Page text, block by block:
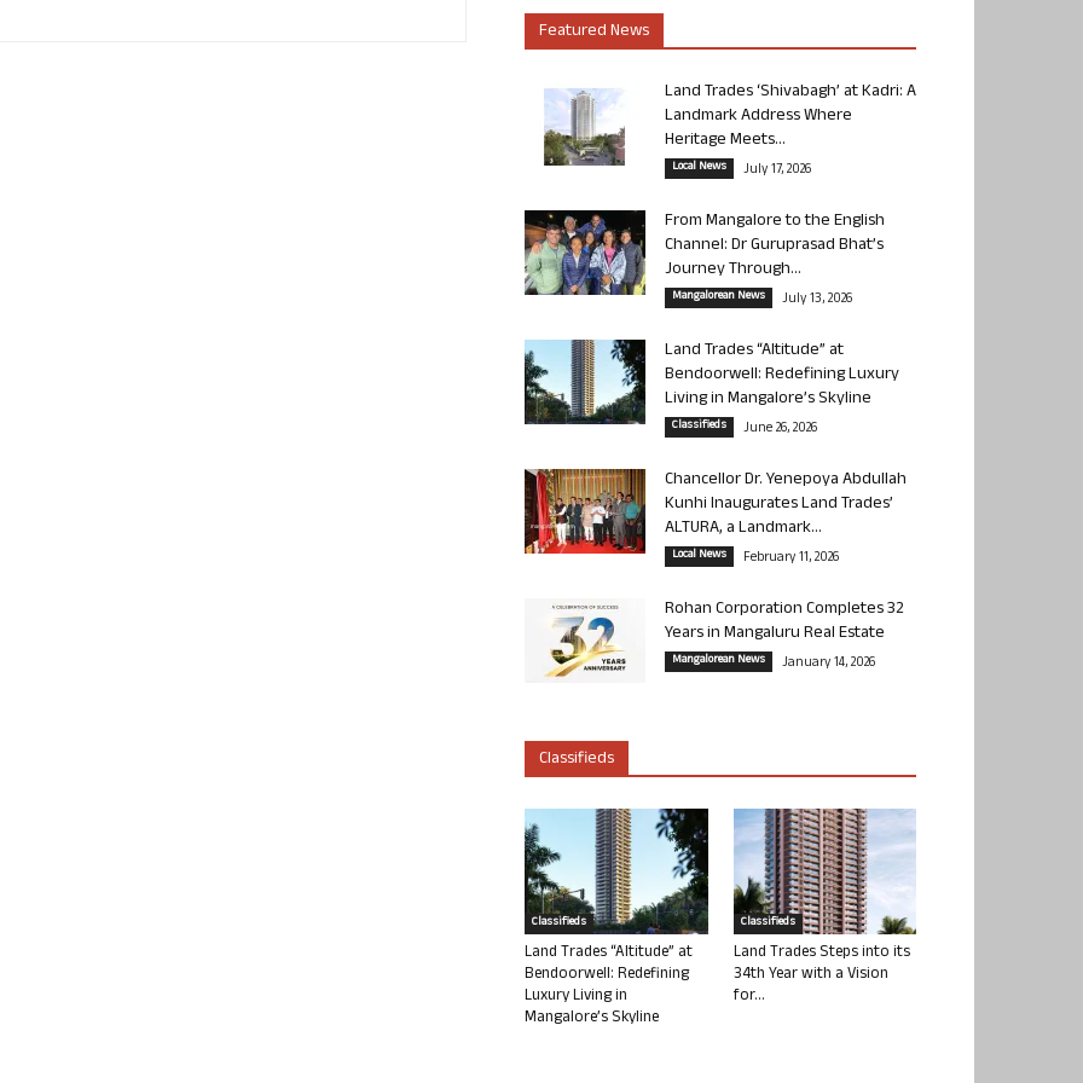
Featured News
Land Trades ‘Shivabagh’ at Kadri: A
Landmark Address Where
Heritage Meets...
Local News July 17, 2026
From Mangalore to the English
Channel: Dr Guruprasad Bhat’s
Journey Through...
Mangalorean News July 13, 2026
Land Trades “Altitude” at
Bendoorwell: Redefining Luxury
Living in Mangalore’s Skyline
Classifieds June 26, 2026
Chancellor Dr. Yenepoya Abdullah
Kunhi Inaugurates Land Trades’
ALTURA, a Landmark...
Local News February 11, 2026
Rohan Corporation Completes 32
Years in Mangaluru Real Estate
Mangalorean News January 14, 2026
Classifieds
Classifieds
Land Trades “Altitude” at
Bendoorwell: Redefining
Luxury Living in
Mangalore’s Skyline
Classifieds
Land Trades Steps into its
34th Year with a Vision
for...